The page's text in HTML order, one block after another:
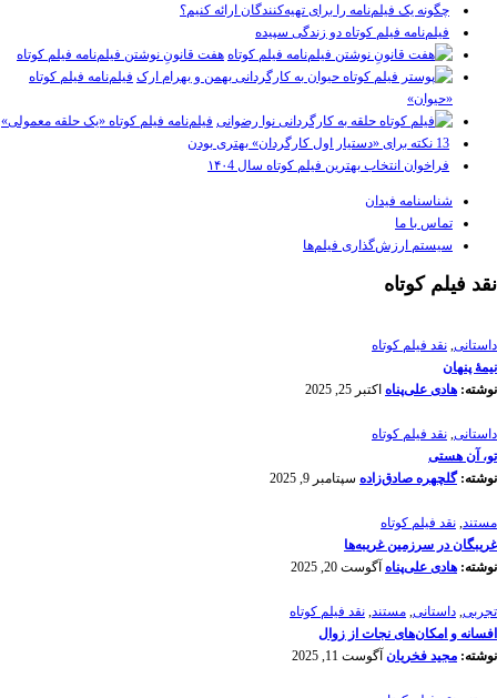
چگونه یک فیلم‌نامه را برای تهیه‌کنندگان ارائه کنیم؟
فیلم‌نامه فیلم کوتاه دو زندگی سپیده
هفت قانونِ نوشتن فیلم‌نامه فیلم کوتاه
فیلم‌نامه فیلم کوتاه
«حیوان»
فیلم‌نامه فیلم کوتاه «یک حلقه معمولی»
13 نکته برای «دستیار اول کارگردان» بهتری بودن
فراخوان انتخاب بهترین فیلم کوتاه سال ۱۴۰4
شناسنامه فیدان
تماس با ما
سیستم ارزش‌گذاری فیلم‌ها
نقد فیلم کوتاه
داستانی, نقد فیلم کوتاه
نیمۀ پنهان
نوشته: هادی علی‌پناه اکتبر 25, 2025
داستانی, نقد فیلم کوتاه
تو، آن هستی
نوشته:گلچهره صادق‌زاده سپتامبر 9, 2025
مستند, نقد فیلم کوتاه
غریبگان در سرزمین غریبه‌ها
نوشته: هادی علی‌پناه آگوست 20, 2025
تجربی, داستانی, مستند, نقد فیلم کوتاه
افسانه‌ و امکان‌های نجات از زوال
نوشته: مجید فخریان آگوست 11, 2025